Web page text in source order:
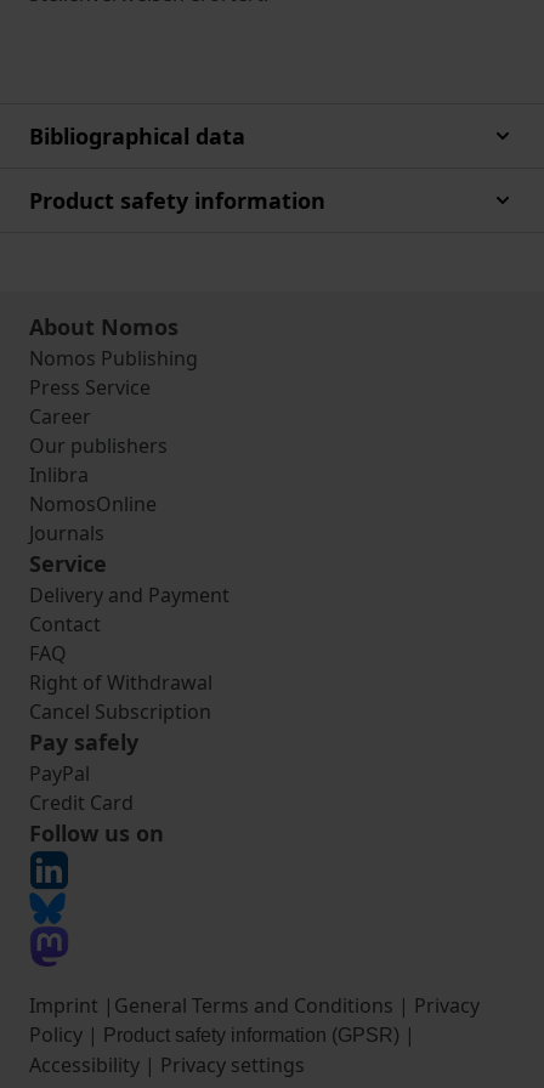
Bibliographical data
Product safety information
About Nomos
Nomos Publishing
Press Service
Career
Our publishers
Inlibra
NomosOnline
Journals
Service
Delivery and Payment
Contact
FAQ
Right of Withdrawal
Cancel Subscription
Pay safely
PayPal
Credit Card
Follow us on
Imprint | General Terms and Conditions | Privacy
Policy | Product safety information (GPSR) |
Accessibility | Privacy settings